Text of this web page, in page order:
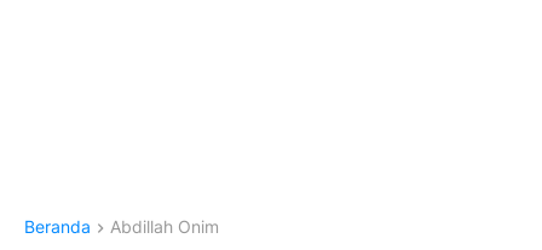
Beranda Abdillah Onim